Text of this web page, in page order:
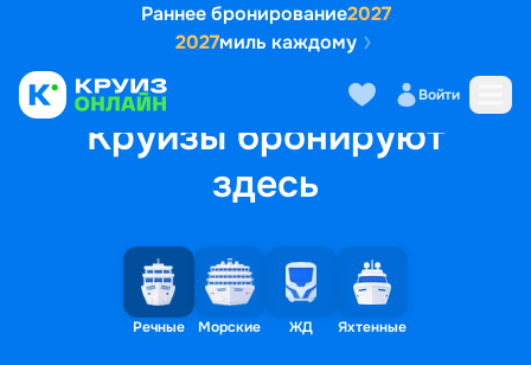
Раннее бронирование2027
2027миль каждому
Войти
Круизы бронируют
здесь
Речные Морские ЖД Яхтенные